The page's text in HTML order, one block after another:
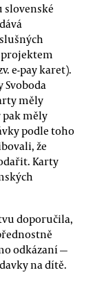
slovenské
e-pay karet).
Svoboda
měly
pak měly
podle toho
že
Karty
doporučila,
odkázaní —
na dítě.